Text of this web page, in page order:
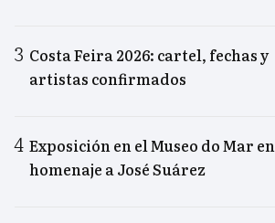
Costa Feira 2026: cartel, fechas y
artistas confirmados
Exposición en el Museo do Mar en
homenaje a José Suárez